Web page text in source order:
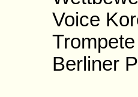
Voice
Berliner